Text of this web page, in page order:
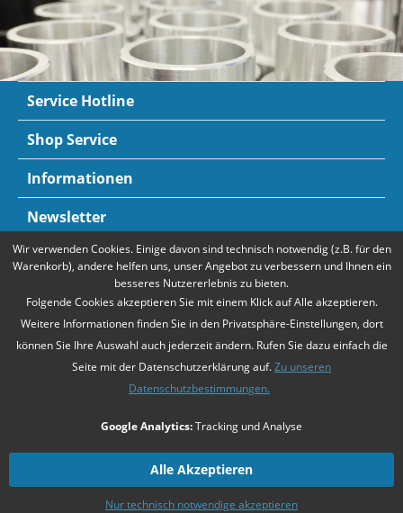
Service Hotline
Shop Service
Informationen
Newsletter
Zahlungsarten Mehr Informationen
falls nicht anders beschrieben
Unsere Angebote richten sich ausschließlich an Unternehmer gemäß§14
. Wir schließen keine Verträge mit Verbrauchern gemäß
Kontakt Versandkosten Datenschutz
Wir verwenden Cookies. Einige davon sind technisch notwendig (z.B. für den
Warenkorb), andere helfen uns, unser Angebot zu verbessern und Ihnen ein
besseres Nutzererlebnis zu bieten.
Folgende Cookies akzeptieren Sie mit einem Klick auf Alle akzeptieren.
Weitere Informationen finden Sie in den Privatsphäre-Einstellungen, dort
können Sie Ihre Auswahl auch jederzeit ändern. Rufen Sie dazu einfach die
Seite mit der Datenschutzerklärung auf.Zu unseren
Datenschutzbestimmungen.
Google Analytics:Tracking und Analyse
Nur technisch notwendige akzeptieren
Alle Akzeptieren